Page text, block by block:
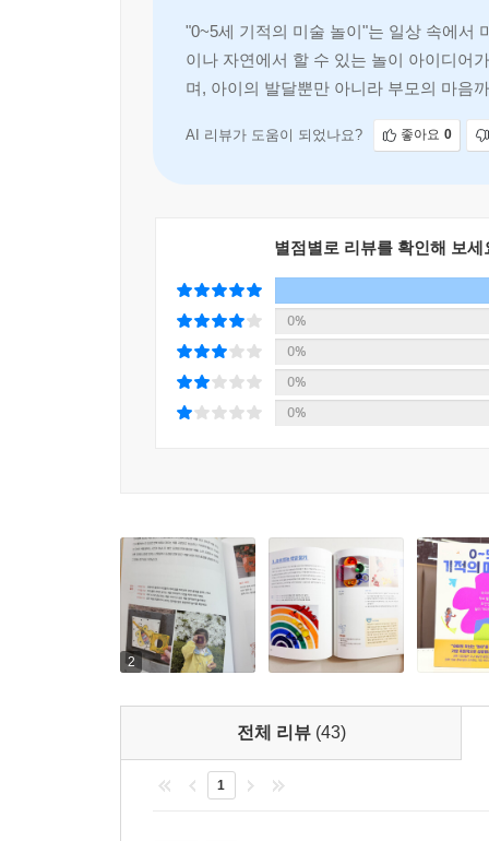
오늘부터 일상에서 바로 실천할 수 있는 ‘현실
제약받지 않고 언제 어디서나 쉽게 시작할 수
최소화했다. 산책길에서 주운 나뭇잎, 식탁 위
오감을 깨우는 훌륭한 놀이 재료가 된다.
총 7장으로 구성된 이 책은 등하원 시간과 식사
깊이 있는 미술 놀이를 즐길 수 있다.
되어 어디로 떠나볼까?”, “오늘 OO이의 기분은
끝내지 않고 아이의 감정표현력과 사고력을 자연
이 책은 놀이에 서툰 부모에게는 가장 쉬운 시
육아서다. “오늘은 또 뭐 하고 놀아주지?” 그 막
되어줄 것이다.
"0~5세 기적의 미술 놀이"는 일상 속에서
이나 자연에서 할 수 있는 놀이 아이디어
며, 아이의 발달뿐만 아니라 부모의 마음
AI 리뷰가 도움이 되었나요? 좋아요 0
별점별로 리뷰를 확인해 보세
0%
0%
0%
0%
2
전체 리뷰 (43)
1